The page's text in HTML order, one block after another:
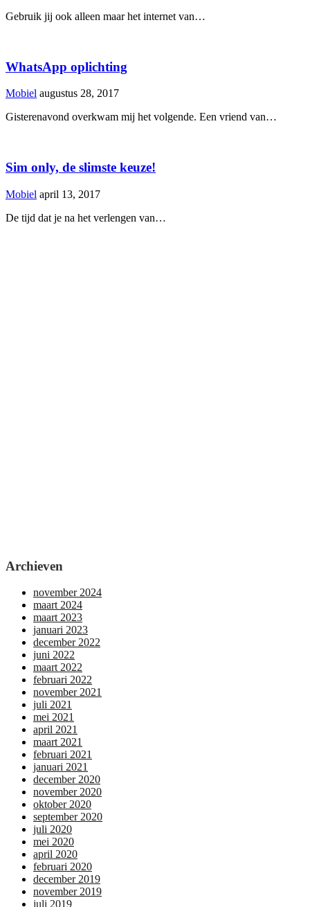
Gebruik jij ook alleen maar het internet van…
WhatsApp oplichting
Mobiel augustus 28, 2017
Gisterenavond overkwam mij het volgende. Een vriend van…
Sim only, de slimste keuze!
Mobiel april 13, 2017
De tijd dat je na het verlengen van…
Archieven
november 2024
maart 2024
maart 2023
januari 2023
december 2022
juni 2022
maart 2022
februari 2022
november 2021
juli 2021
mei 2021
april 2021
maart 2021
februari 2021
januari 2021
december 2020
november 2020
oktober 2020
september 2020
juli 2020
mei 2020
april 2020
februari 2020
december 2019
november 2019
juli 2019